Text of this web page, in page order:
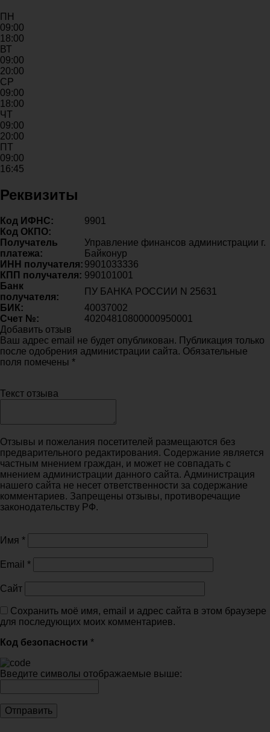
ПН
09:00
18:00
ВТ
09:00
20:00
СР
09:00
18:00
ЧТ
09:00
20:00
ПТ
09:00
16:45
Реквизиты
Код ИФНС:
9901
Код ОКПО:
Получатель
платежа:
Управление финансов администрации г.
Байконур
ИНН получателя: 9901033336
КПП получателя: 990101001
Банк
получателя:
ПУ БАНКА РОССИИ N 25631
БИК:
40037002
Счет №:
40204810800000950001
Добавить отзыв
Ваш адрес email не будет опубликован. Публикация только
после одобрения администрации сайта. Обязательные
поля помечены *
Текст отзыва
Отзывы и пожелания посетителей размещаются без
предварительного редактирования. Содержание является
частным мнением граждан, и может не совпадать с
мнением администрации данного сайта. Администрация
нашего сайта не несет ответственности за содержание
комментариев. Запрещены отзывы, противоречащие
законодательству РФ.
Имя *
Email *
Сайт
Сохранить моё имя, email и адрес сайта в этом браузере
для последующих моих комментариев.
Код безопасности *
Введите символы отображаемые выше: